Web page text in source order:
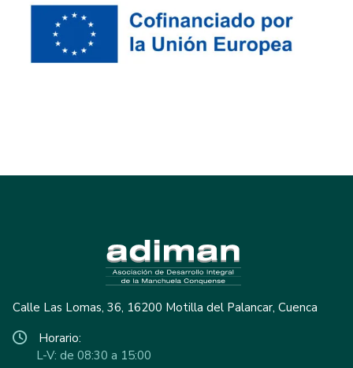
Calle Las Lomas, 36, 16200 Motilla del Palancar, Cuenca
Horario:
L-V: de 08:30 a 15:00